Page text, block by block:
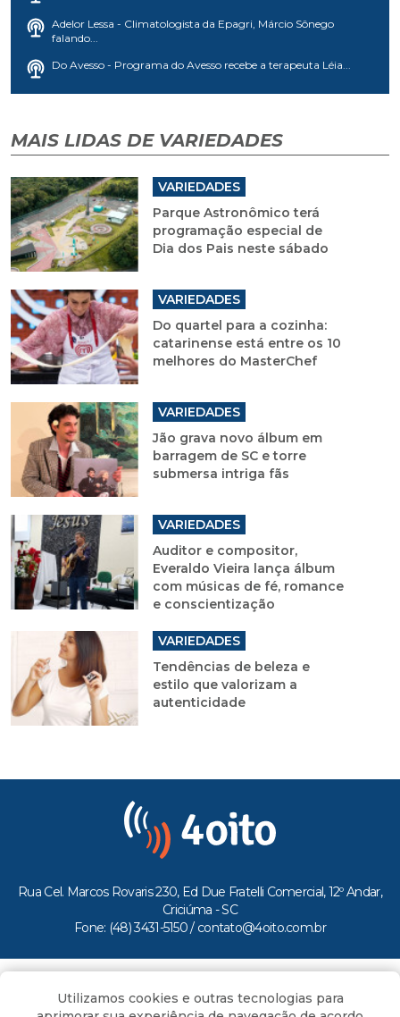
Adelor Lessa - Climatologista da Epagri, Márcio Sônego
falando...
Do Avesso - Programa do Avesso recebe a terapeuta Léia...
MAIS LIDAS DE VARIEDADES
VARIEDADES
Parque Astronômico terá
programação especial de
Dia dos Pais neste sábado
VARIEDADES
Do quartel para a cozinha:
catarinense está entre os 10
melhores do MasterChef
VARIEDADES
Jão grava novo álbum em
barragem de SC e torre
submersa intriga fãs
VARIEDADES
Auditor e compositor,
Everaldo Vieira lança álbum
com músicas de fé, romance
e conscientização
VARIEDADES
Tendências de beleza e
estilo que valorizam a
autenticidade
Rua Cel. Marcos Rovaris 230, Ed Due Fratelli Comercial, 12º Andar,
Criciúma - SC
Fone: (48) 3431-5150 / contato@4oito.com.br
Todos os direitos reservados ao Portal 4oito
Utilizamos cookies e outras tecnologias para